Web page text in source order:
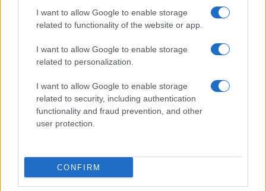
I want to allow Google to enable storage
related to functionality of the website or app.
I want to allow Google to enable storage
related to personalization.
I want to allow Google to enable storage
related to security, including authentication
functionality and fraud prevention, and other
user protection.
CONFIRM
CHI SIAMO CONTATTI PUBBLICITÀ LAVORA CON NOI
OTTO CHANNEL
Iscritto al Registro degli Operatori di Comunicazione n. 37512
© Riproduzione Riservata – Ne è consentita esclusivamente una
riproduzione parziale con citazione della fonte corretta